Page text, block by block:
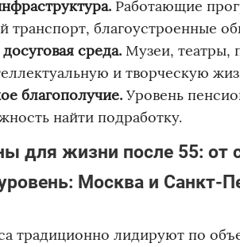
Работающие
транспорт, благоустроенные
среда. Музеи, театры,
и творческую
благополучие. Уровень
найти подработку.
для жизни после 55:
Москва и Санкт-
традиционно лидируют по